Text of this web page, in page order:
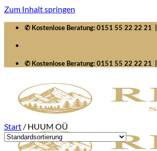
Zum Inhalt springen
✆ Kostenlose Beratung:0151 55 22 22 21
✆ Kostenlose Beratung:0151 55 22 22 21
Start / HUUM OÜ